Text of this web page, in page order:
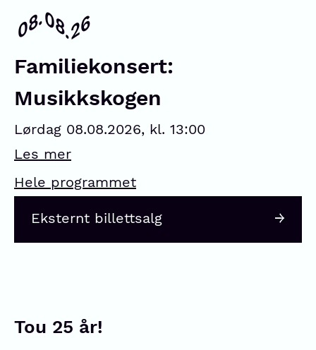
08.08.26
Familiekonsert:
Musikkskogen
Lørdag 08.08.2026, kl. 13:00
Les mer
Hele programmet
Eksternt billettsalg
Tou 25 år!